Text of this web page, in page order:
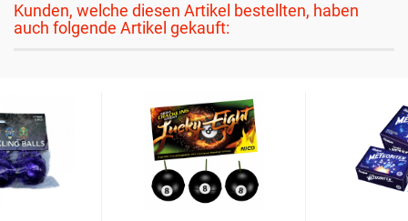
Kunden, welche diesen Artikel bestellten, haben
auch folgende Artikel gekauft: